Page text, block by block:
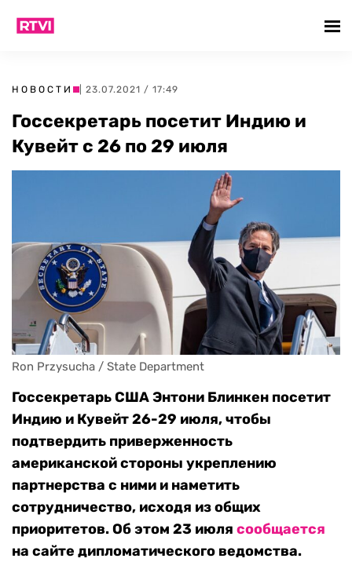
НОВОСТИ | 23.07.2021 / 17:49
Госсекретарь посетит Индию и
Кувейт с 26 по 29 июля
Ron Przysucha / State Department
Госсекретарь США Энтони Блинкен посетит
Индию и Кувейт 26-29 июля, чтобы
подтвердить приверженность
американской стороны укреплению
партнерства с ними и наметить
сотрудничество, исходя из общих
приоритетов. Об этом 23 июля сообщается
на сайте дипломатического ведомства.